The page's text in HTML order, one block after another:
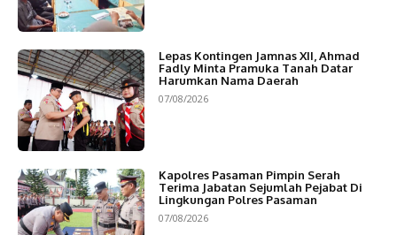
Lepas Kontingen Jamnas XII, Ahmad
Fadly Minta Pramuka Tanah Datar
Harumkan Nama Daerah
07/08/2026
Kapolres Pasaman Pimpin Serah
Terima Jabatan Sejumlah Pejabat Di
Lingkungan Polres Pasaman
07/08/2026